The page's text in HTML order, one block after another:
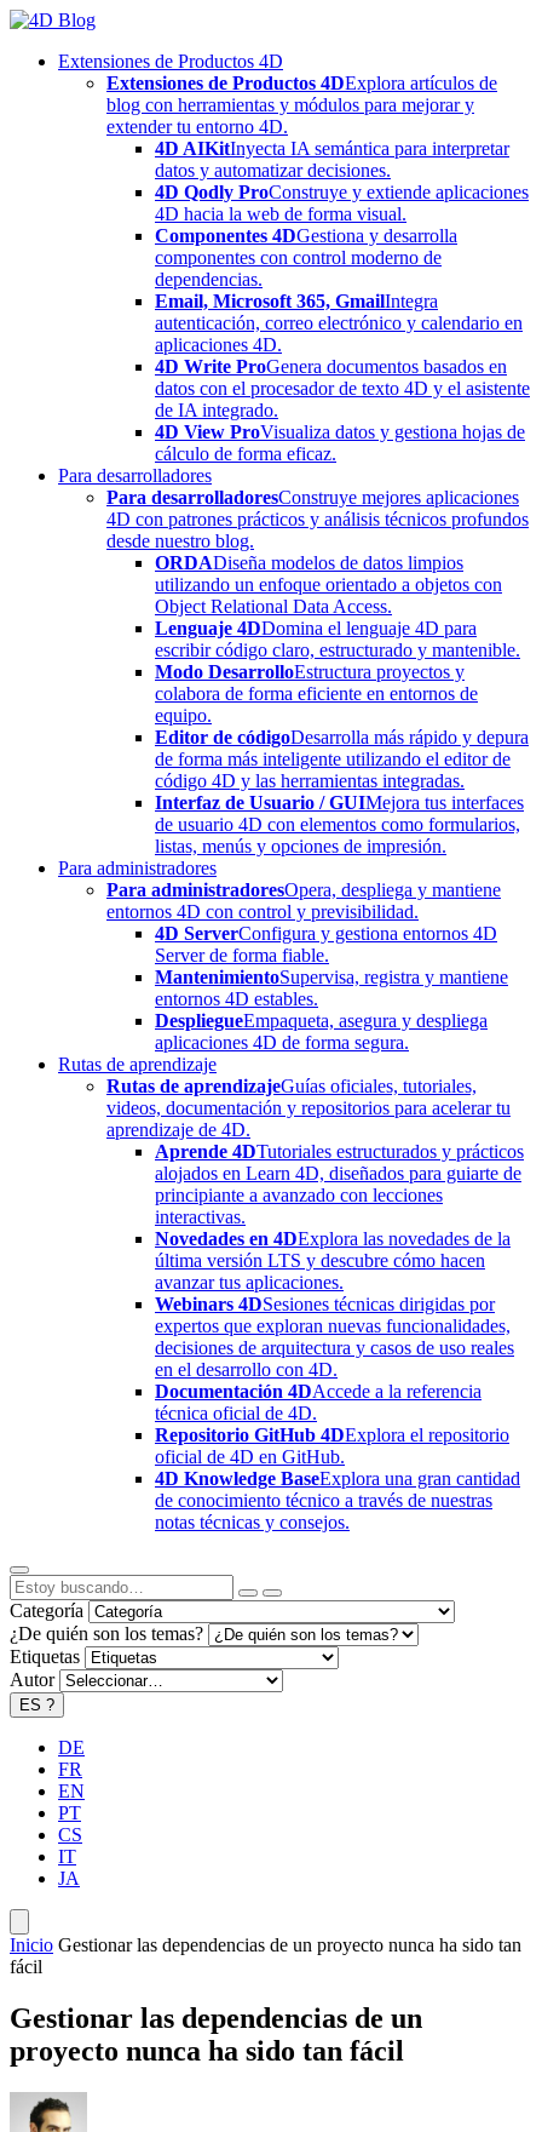
Skip
contentExtensiones de Productos 4D
Extensiones de Productos 4DExplora artículos de
blog con herramientas y módulos para mejorar y
extender tu entorno 4D.
4D AIKitInyecta IA semántica para interpretar
datos y automatizar decisiones.
4D Qodly ProConstruye y extiende aplicaciones
4D hacia la web de forma visual.
Componentes 4DGestiona y desarrolla
componentes con control moderno de
dependencias.
Email, Microsoft 365, GmailIntegra
autenticación, correo electrónico y calendario en
aplicaciones 4D.
4D Write ProGenera documentos basados en
datos con el procesador de texto 4D y el asistente
de IA integrado.
4D View ProVisualiza datos y gestiona hojas de
cálculo de forma eficaz.
Para desarrolladores
Para desarrolladoresConstruye mejores aplicaciones
4D con patrones prácticos y análisis técnicos profundos
desde nuestro blog.
ORDADiseña modelos de datos limpios
utilizando un enfoque orientado a objetos con
Object Relational Data Access.
Lenguaje 4DDomina el lenguaje 4D para
escribir código claro, estructurado y mantenible.
Modo DesarrolloEstructura proyectos y
colabora de forma eficiente en entornos de
equipo.
Editor de códigoDesarrolla más rápido y depura
de forma más inteligente utilizando el editor de
código 4D y las herramientas integradas.
Interfaz de Usuario / GUIMejora tus interfaces
de usuario 4D con elementos como formularios,
listas, menús y opciones de impresión.
Para administradores
Para administradoresOpera, despliega y mantiene
entornos 4D con control y previsibilidad.
4D ServerConfigura y gestiona entornos 4D
Server de forma fiable.
MantenimientoSupervisa, registra y mantiene
entornos 4D estables.
DespliegueEmpaqueta, asegura y despliega
aplicaciones 4D de forma segura.
Rutas de aprendizaje
Rutas de aprendizajeGuías oficiales, tutoriales,
videos, documentación y repositorios para acelerar tu
aprendizaje de 4D.
Aprende 4DTutoriales estructurados y prácticos
alojados en Learn 4D, diseñados para guiarte de
principiante a avanzado con lecciones
interactivas.
Novedades en 4DExplora las novedades de la
última versión LTS y descubre cómo hacen
avanzar tus aplicaciones.
Webinars 4DSesiones técnicas dirigidas por
expertos que exploran nuevas funcionalidades,
decisiones de arquitectura y casos de uso reales
en el desarrollo con 4D.
Documentación 4DAccede a la referencia
técnica oficial de 4D.
Repositorio GitHub 4DExplora el repositorio
oficial de 4D en GitHub.
4D Knowledge BaseExplora una gran cantidad
de conocimiento técnico a través de nuestras
notas técnicas y consejos.
Categoría
¿De quién son los temas?
Etiquetas
Autor
ES ?
DE
FR
EN
PT
CS
IT
JA
Inicio Gestionar las dependencias de un proyecto nunca ha sido tan
fácil
Gestionar las dependencias de un
proyecto nunca ha sido tan fácil